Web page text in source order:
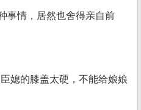
事情，居然也舍得亲自前
媳的膝盖太硬，不能给娘娘